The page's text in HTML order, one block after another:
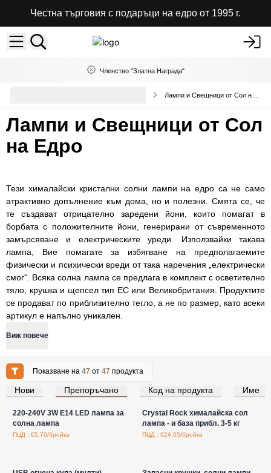
Честна търговия с подаръци на едро от 1995 г.
Членство "Златна Награда"
Лампи и Свещници от Сол
на Едро
Тези хималайски кристални солни лампи на едро са не само
атрактивно допълнение към дома, но и полезни. Смята се, че
те създават отрицателно заредени йони, които помагат в
борбата с положителните йони, генерирани от съвременното
замърсяване и електрическите уреди. Използвайки такава
лампа, Вие помагате за избягване на предполагаемите
физически и психически вреди от така наречения „електрически
смог“. Всяка солна лампа се предлага в комплект с осветително
тяло, крушка и щепсел тип ЕС или Великобритания. Продуктите
се продават по приблизително тегло, а не по размер, като всеки
артикул е напълно уникален.
Виж повече
Показване на47 от47 продукта
Нови Препоръчано Код на продукта Име
Влезте за цени на едро
220-240V 3W E14 LED лампа за
солна лампа
ПЦД : €5.70/бройка
Влезте за цени на едро
Crystal Rock хималайска сол
лампа - и база прибл. 3-5 кг
ПЦД : €24.05/бройка